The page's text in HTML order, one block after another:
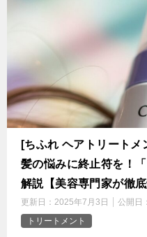
[ちふれ ヘアトリート
髪の悩みに終止符を！
解説【美容専門家が徹底
更新日： 2025年7月3日 公開日：
トリートメント